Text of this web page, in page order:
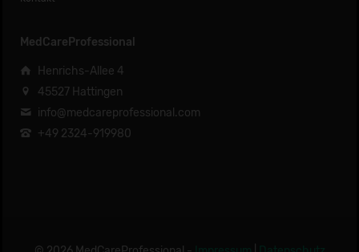
MedCareProfessional
Henrichs-Allee 4
45527 Hattingen
info@medcareprofessional.com
+49 2324-919980